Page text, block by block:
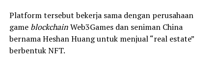
Platform tersebut bekerja sama dengan perusahaan
game blockchainWeb3Games dan seniman China
bernama Heshan Huang untuk menjual “real estate”
berbentuk NFT.